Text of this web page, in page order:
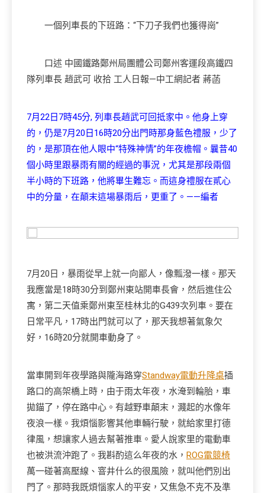
一個列車長的下班路：“下刀子我們也獲得崗”
口述 中國鐵路鄭州局團體公司鄭州客運段高鐵四
隊列車長 趙武可 收拾 工人日報—中工網記者 蔣菡
7月22日7時45分, 列車長趙武可回抵家中。他身上穿
的，仍是7月20日16時20分出門時那身藍色禮服，少了
的，是那頂在他人眼中“特殊神情”的年夜檐帽。曩昔40
個小時里跟暴雨有關的經過的事況，尤其是那段兩個
半小時的下班路，他將畢生難忘。而這身禮服在貳心
中的分量，在顛末這場暴雨后，更重了。——編者
7月20日，暴雨從早上就一向鄙人，像瓢潑一樣。那天
我應當是18時30分到鄭州東站開車長會，然后進住公
寓，第二天值乘鄭州東至桂林北的G439次列車。要在
日常平凡，17時出門就可以了，那天我想著氣象欠
好，16時20分就開車動身了。
當車開到年夜學路與隴海路穿Standway電動升降桌插
路口的高架橋上時，由于雨太年夜，水淹到輪胎，車
拋錨了，停在路中心。有越野車顛末，濺起的水像年
夜浪一樣。我煩惱影響其他車輛行駛，就給家里打德
律風，想讓家人過去幫著推車。愛人說家里的電動車
也被洪流沖跑了。我斟酌這么年夜的水， ROG電競椅
萬一碰著高壓線、窨井什么的很風險，就叫他們別出
門了。那時我既煩惱家人的平安，又焦急不克不及準